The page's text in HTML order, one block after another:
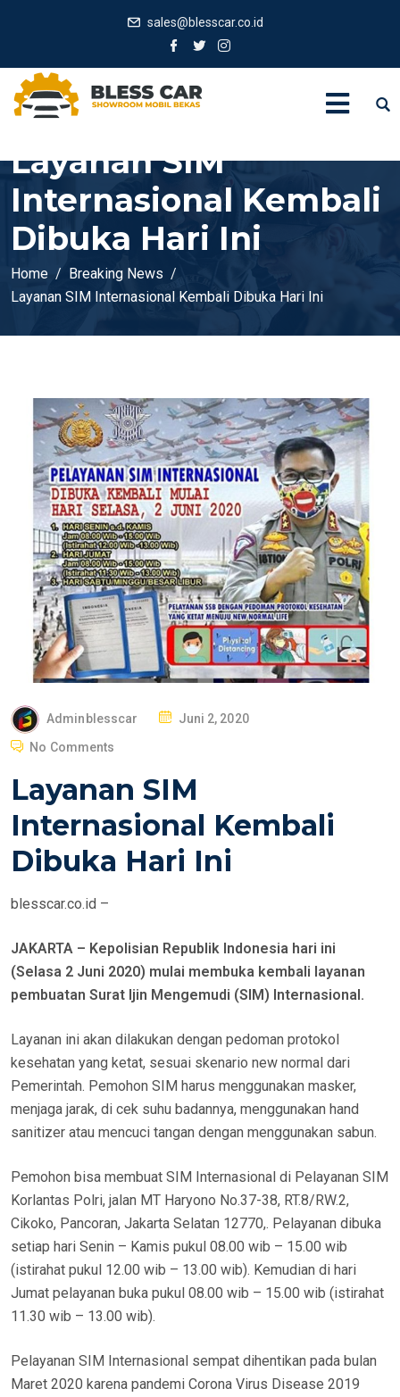
sales@blesscar.co.id
Layanan SIM
Internasional Kembali
Dibuka Hari Ini
Home
Breaking News
Layanan SIM Internasional Kembali Dibuka Hari Ini
Adminblesscar
T
D
O
Juni 2, 2020
No Comments
Layanan SIM
Internasional Kembali
Dibuka Hari Ini
blesscar.co.id –
JAKARTA – Kepolisian Republik Indonesia hari ini
(Selasa 2 Juni 2020) mulai membuka kembali layanan
pembuatan Surat Ijin Mengemudi (SIM) Internasional.
Layanan ini akan dilakukan dengan pedoman protokol
kesehatan yang ketat, sesuai skenario new normal dari
Pemerintah. Pemohon SIM harus menggunakan masker,
menjaga jarak, di cek suhu badannya, menggunakan hand
sanitizer atau mencuci tangan dengan menggunakan sabun.
Pemohon bisa membuat SIM Internasional di Pelayanan SIM
Korlantas Polri, jalan MT Haryono No.37-38, RT.8/RW.2,
Cikoko, Pancoran, Jakarta Selatan 12770,. Pelayanan dibuka
setiap hari Senin – Kamis pukul 08.00 wib – 15.00 wib
(istirahat pukul 12.00 wib – 13.00 wib). Kemudian di hari
Jumat pelayanan buka pukul 08.00 wib – 15.00 wib (istirahat
11.30 wib – 13.00 wib).
Pelayanan SIM Internasional sempat dihentikan pada bulan
Maret 2020 karena pandemi Corona Virus Disease 2019